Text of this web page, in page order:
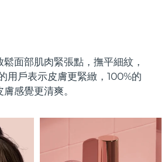
面部肌肉緊張點，撫平細紋，
用戶表示皮膚更緊緻，100%的
感覺更清爽。
預計送達日期8/12/26
8/13/26
預計送達日期